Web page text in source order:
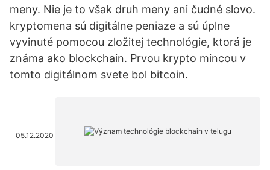
meny. Nie je to však druh meny ani čudné slovo.
kryptomena sú digitálne peniaze a sú úplne
vyvinuté pomocou zložitej technológie, ktorá je
známa ako blockchain. Prvou krypto mincou v
tomto digitálnom svete bol bitcoin.
05.12.2020